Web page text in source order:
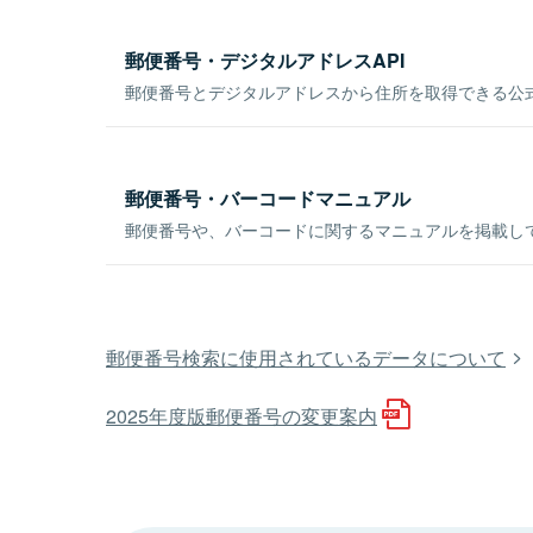
郵便番号・デジタルアドレスAPI
郵便番号とデジタルアドレスから住所を取得できる公
郵便番号・バーコードマニュアル
郵便番号や、バーコードに関するマニュアルを掲載し
郵便番号検索に使用されているデータについて
2025年度版郵便番号の変更案内